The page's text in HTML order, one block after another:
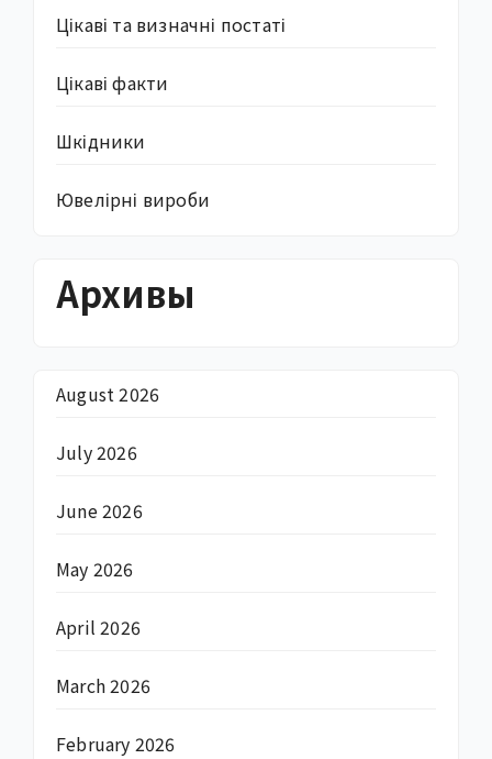
Цікаві та визначні постаті
Цікаві факти
Шкідники
Ювелірні вироби
Архивы
August 2026
July 2026
June 2026
May 2026
April 2026
March 2026
February 2026